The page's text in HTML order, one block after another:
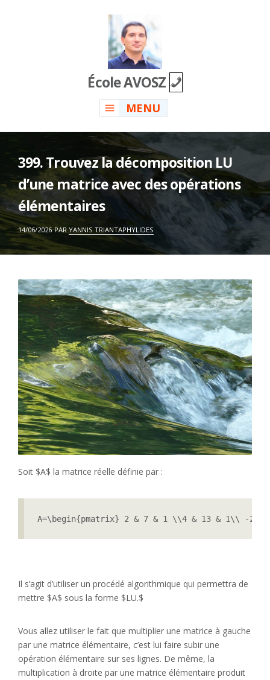
École AVOSZ
MENU
399. Trouvez la décomposition LU
d’une matrice avec des opérations
élémentaires
ON
14/06/2026 PAR YANNIS TRIANTAPHYLIDES
Soit $A$ la matrice réelle définie par :
A=\begin{pmatrix} 2 & 7 & 1 \\4 & 13 & 1\\ -2 &
Il s’agit d’utiliser un procédé algorithmique qui permettra de
mettre $A$ sous la forme $LU.$
Vous allez utiliser le fait que multiplier une matrice à gauche
par une matrice élémentaire, c’est lui faire subir une
opération élémentaire sur ses lignes. De même, la
multiplication à droite par une matrice élémentaire produit